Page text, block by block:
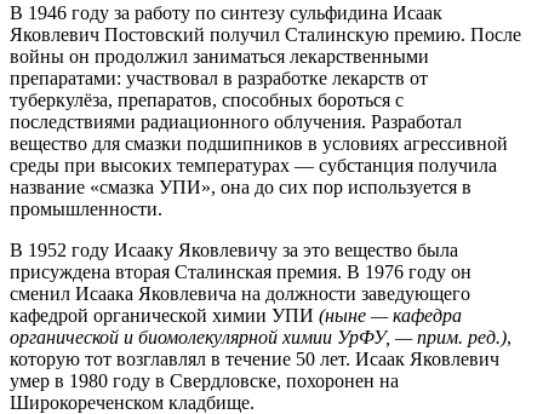
В 1946 году за работу по синтезу сульфидина Исаак
Яковлевич Постовский получил Сталинскую премию. После
войны он продолжил заниматься лекарственными
препаратами: участвовал в разработке лекарств от
туберкулёза, препаратов, способных бороться с
последствиями радиационного облучения. Разработал
вещество для смазки подшипников в условиях агрессивной
среды при высоких температурах — субстанция получила
название «смазка УПИ», она до сих пор используется в
промышленности.
В 1952 году Исааку Яковлевичу за это вещество была
присуждена вторая Сталинская премия. В 1976 году он
сменил Исаака Яковлевича на должности заведующего
кафедрой органической химии УПИ (ныне — кафедра
органической и биомолекулярной химии УрФУ, — прим. ред.),
которую тот возглавлял в течение 50 лет. Исаак Яковлевич
умер в 1980 году в Свердловске, похоронен на
Широкореченском кладбище.